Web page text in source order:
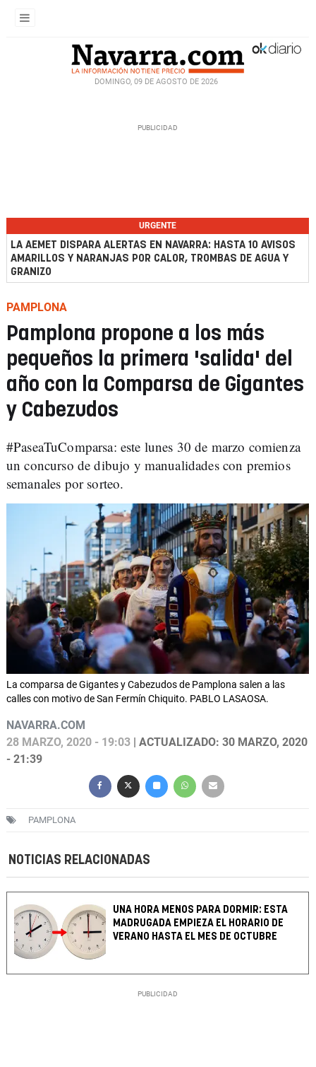
DOMINGO, 09 DE AGOSTO DE 2026
URGENTE
LA AEMET DISPARA ALERTAS EN NAVARRA: HASTA 10 AVISOS
AMARILLOS Y NARANJAS POR CALOR, TROMBAS DE AGUA Y
GRANIZO
PAMPLONA
Pamplona propone a los más
pequeños la primera 'salida' del
año con la Comparsa de Gigantes
y Cabezudos
#PaseaTuComparsa: este lunes 30 de marzo comienza
un concurso de dibujo y manualidades con premios
semanales por sorteo.
La comparsa de Gigantes y Cabezudos de Pamplona salen a las
calles con motivo de San Fermín Chiquito. PABLO LASAOSA.
NAVARRA.COM
28 MARZO, 2020 - 19:03 | ACTUALIZADO: 30 MARZO, 2020
- 21:39
PAMPLONA
NOTICIAS RELACIONADAS
UNA HORA MENOS PARA DORMIR: ESTA
MADRUGADA EMPIEZA EL HORARIO DE
VERANO HASTA EL MES DE OCTUBRE